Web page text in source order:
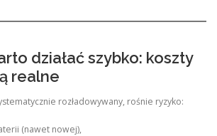
działać szybko: koszty
realne
rozładowywany, rośnie ryzyko:
(nawet nowej),